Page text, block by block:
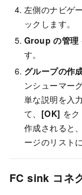
左側のナビゲ
ックします。
Group の管理
す。
グループの作
ンシューマー
単な説明を入
て、 [OK] をク
作成されると
ージのリスト
FC sink コネ